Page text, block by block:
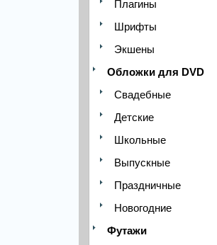
Плагины
Шрифты
Экшены
Обложки для DVD
Свадебные
Детские
Школьные
Выпускные
Праздничные
Новогодние
Футажи